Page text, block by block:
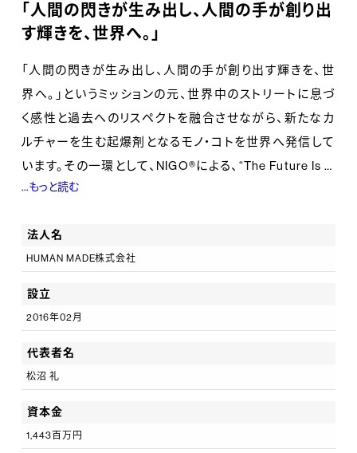
「人間の閃きが生み出し、人間の手が創り出
す輝きを、世界へ。」
「人間の閃きが生み出し、人間の手が創り出す輝きを、世
界へ。」というミッションの元、世界中のストリートに息づ
く感性と過去へのリスペクトを融合させながら、新たなカ
ルチャーを生む起爆剤となるモノ・コトを世界へ発信して
います。その一環として、NIGO®による、“The Future Is In
The Past（過去と未来の融合）”をコンセプトにしたライ
ルスパイスを用いた無添加カレーを提供する「CURRY
UP」の運営のほか、企業ブランディングの支援をはじめ、
商品開発や空間演出など、各種コラボレーション、プロデ
ュース業務をグローバルに実施しています。
...もっと読む
法人名
HUMAN MADE株式会社
設立
2016年02月
代表者名
松沼 礼
資本金
1,443百万円